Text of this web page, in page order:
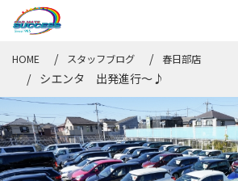
HOME スタッフブログ 春日部店
シエンタ 出発進行～♪